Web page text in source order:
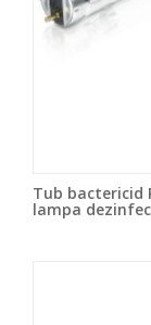
Tub bactericid
lampa